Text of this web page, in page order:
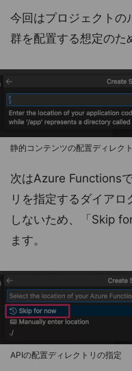
今回はプロジェクトの
群を配置する想定のた
静的コンテンツの配置ディレク
次はAzure Functions
リを指定するダイア
しないため、「Skip
ます。
APIの配置ディレクトリの指定